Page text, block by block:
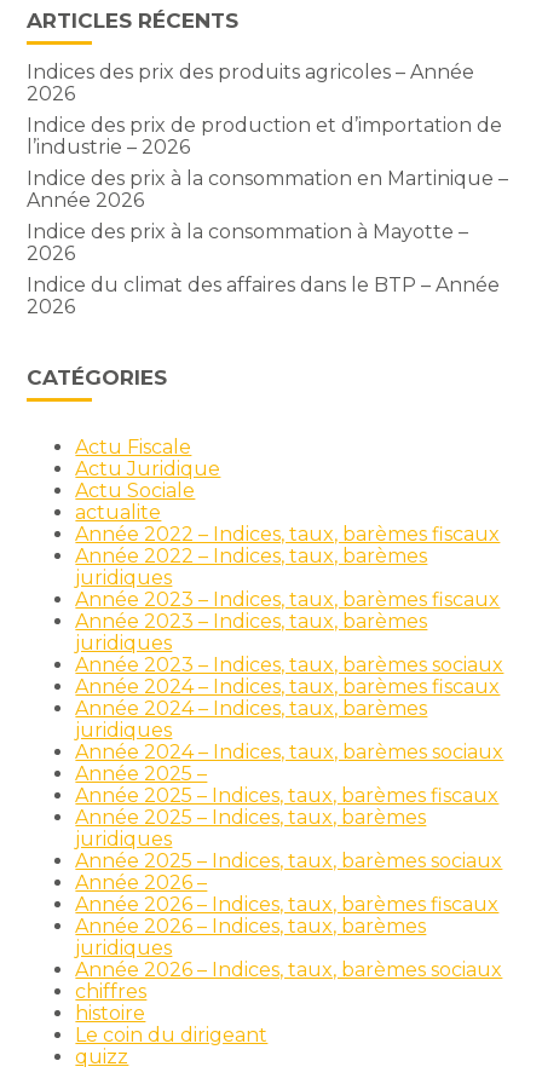
ARTICLES RÉCENTS
Indices des prix des produits agricoles – Année
2026
Indice des prix de production et d’importation de
l’industrie – 2026
Indice des prix à la consommation en Martinique –
Année 2026
Indice des prix à la consommation à Mayotte –
2026
Indice du climat des affaires dans le BTP – Année
2026
CATÉGORIES
Actu Fiscale
Actu Juridique
Actu Sociale
actualite
Année 2022 – Indices, taux, barèmes fiscaux
Année 2022 – Indices, taux, barèmes
juridiques
Année 2023 – Indices, taux, barèmes fiscaux
Année 2023 – Indices, taux, barèmes
juridiques
Année 2023 – Indices, taux, barèmes sociaux
Année 2024 – Indices, taux, barèmes fiscaux
Année 2024 – Indices, taux, barèmes
juridiques
Année 2024 – Indices, taux, barèmes sociaux
Année 2025 –
Année 2025 – Indices, taux, barèmes fiscaux
Année 2025 – Indices, taux, barèmes
juridiques
Année 2025 – Indices, taux, barèmes sociaux
Année 2026 –
Année 2026 – Indices, taux, barèmes fiscaux
Année 2026 – Indices, taux, barèmes
juridiques
Année 2026 – Indices, taux, barèmes sociaux
chiffres
histoire
Le coin du dirigeant
quizz